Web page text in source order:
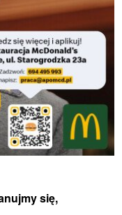
się,